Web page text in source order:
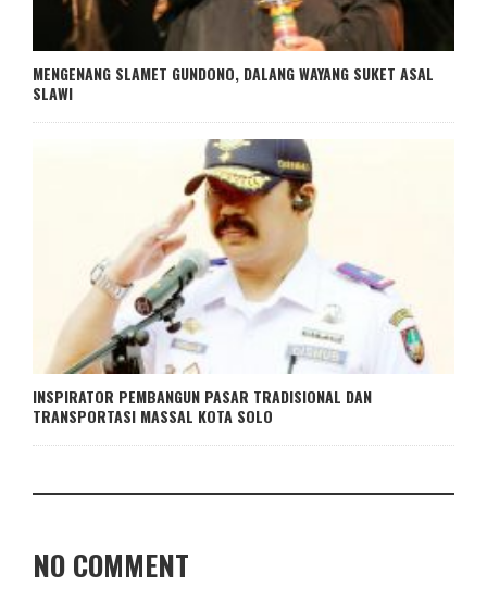
MENGENANG SLAMET GUNDONO, DALANG WAYANG SUKET ASAL
SLAWI
INSPIRATOR PEMBANGUN PASAR TRADISIONAL DAN
TRANSPORTASI MASSAL KOTA SOLO
NO COMMENT